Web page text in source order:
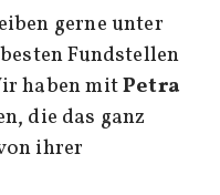
gerne unter
Fundstellen
haben mitPetra
die das ganz
ihrer